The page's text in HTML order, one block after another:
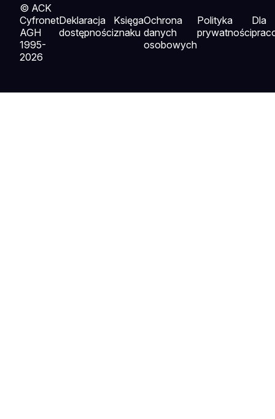
© ACK
Cyfronet
AGH
1995-
2026
Deklaracja
dostępności
Księga
znaku
Ochrona
danych
osobowych
Polityka
prywatności
Dla